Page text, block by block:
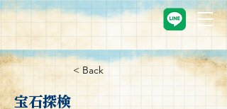
< Back
宝石探検